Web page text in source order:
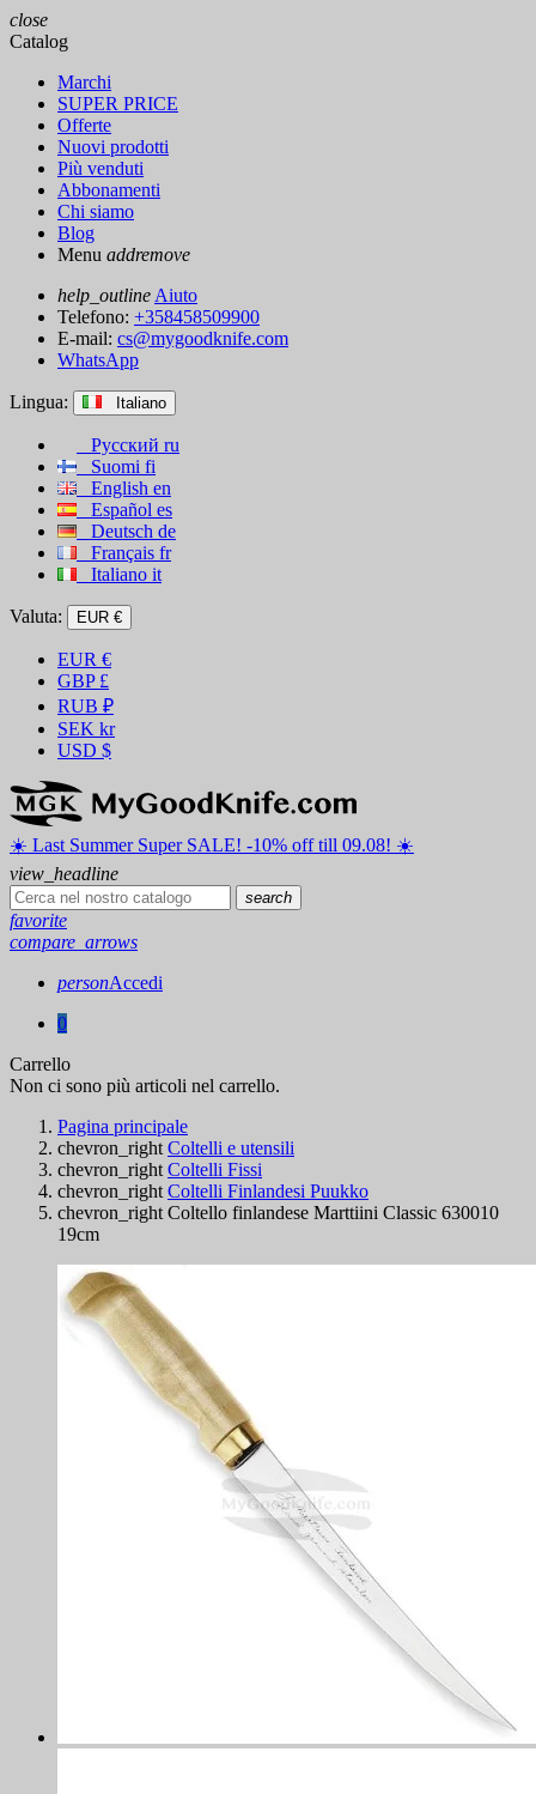
close
Catalog
Marchi
SUPER PRICE
Offerte
Nuovi prodotti
Più venduti
Abbonamenti
Chi siamo
Blog
Menu addremove
help_outline Aiuto
Telefono: +358458509900
E-mail: cs@mygoodknife.com
WhatsApp
Lingua: Italiano
Русский ru
Suomi fi
English en
Español es
Deutsch de
Français fr
Italiano it
Valuta: EUR €
EUR €
GBP £
RUB ₽
SEK kr
USD $
☀️ ️Last Summer Super SALE! -10% off till 09.08! ☀️
view_headline
search
favorite
compare_arrows
personAccedi
0
Carrello
Non ci sono più articoli nel carrello.
Pagina principale
chevron_right Coltelli e utensili
chevron_right Coltelli Fissi
chevron_right Coltelli Finlandesi Puukko
chevron_right Coltello finlandese Marttiini Classic 630010
19cm